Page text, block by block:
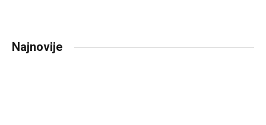
Najnovije